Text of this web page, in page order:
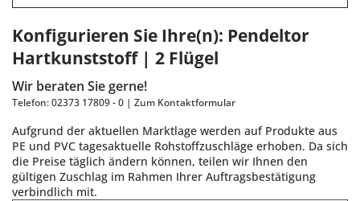
Konfigurieren Sie Ihre(n): Pendeltor
Hartkunststoff | 2 Flügel
Wir beraten Sie gerne!
Telefon: 02373 17809 - 0 | Zum Kontaktformular
Aufgrund der aktuellen Marktlage werden auf Produkte aus
PE und PVC tagesaktuelle Rohstoffzuschläge erhoben. Da sich
die Preise täglich ändern können, teilen wir Ihnen den
gültigen Zuschlag im Rahmen Ihrer Auftragsbestätigung
verbindlich mit.